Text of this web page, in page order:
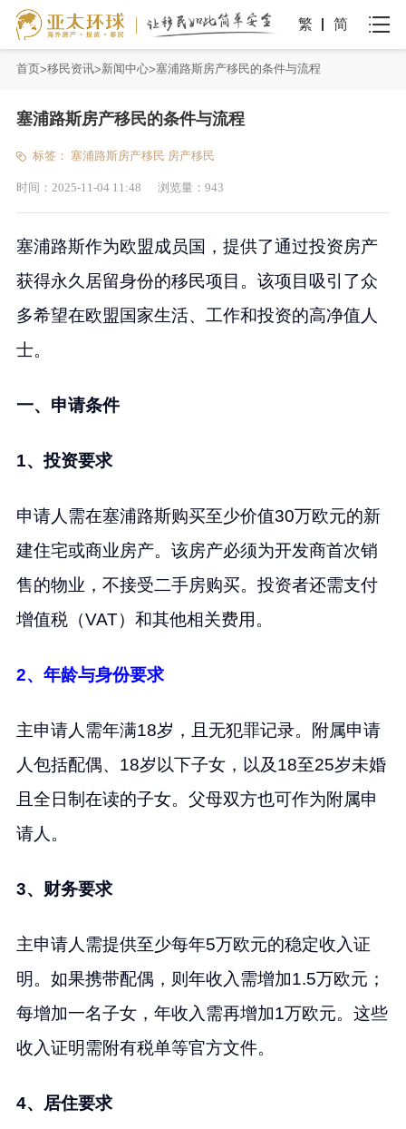
繁 简
首页 移民资讯 新闻中心 塞浦路斯房产移民的条件与流程
塞浦路斯房产移民的条件与流程
标签： 塞浦路斯房产移民 房产移民
时间： 2025-11-04 11:48 浏览量： 943
塞浦路斯作为欧盟成员国，提供了通过投资房产
获得永久居留身份的移民项目。该项目吸引了众
多希望在欧盟国家生活、工作和投资的高净值人
士。
一、申请条件
1、投资要求
申请人需在塞浦路斯购买至少价值30万欧元的新
建住宅或商业房产。该房产必须为开发商首次销
售的物业，不接受二手房购买。投资者还需支付
增值税（VAT）和其他相关费用。
2、年龄与身份要求
主申请人需年满18岁，且无犯罪记录。附属申请
人包括配偶、18岁以下子女，以及18至25岁未婚
且全日制在读的子女。父母双方也可作为附属申
请人。
3、财务要求
主申请人需提供至少每年5万欧元的稳定收入证
明。如果携带配偶，则年收入需增加1.5万欧元；
每增加一名子女，年收入需再增加1万欧元。这些
收入证明需附有税单等官方文件。
4、居住要求